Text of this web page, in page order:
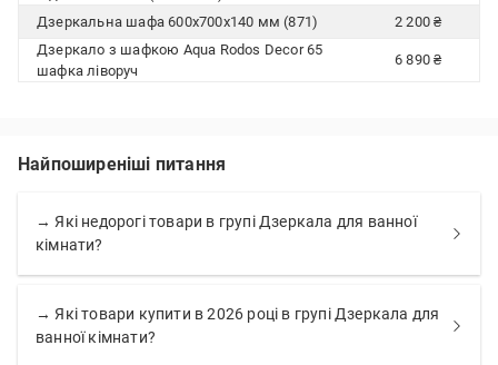
Дзеркальна шафа 600х700х140 мм (871)
2 200 ₴
Дзеркало з шафкою Aqua Rodos Decor 65
шафка ліворуч
6 890 ₴
Найпоширеніші питання
→ Які недорогі товари в групі Дзеркала для ванної
кімнати?
→ Які товари купити в 2026 році в групі Дзеркала для
ванної кімнати?